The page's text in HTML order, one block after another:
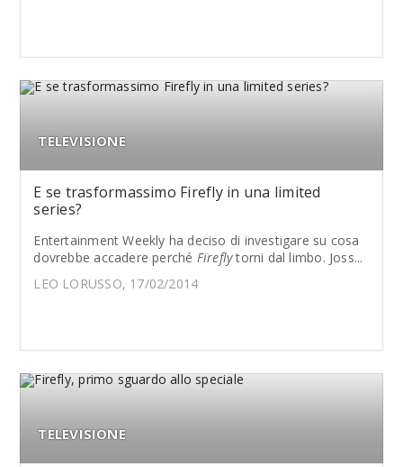
TELEVISIONE
E se trasformassimo Firefly in una limited
series?
Entertainment Weekly ha deciso di investigare su cosa
dovrebbe accadere perché Fireflytorni dal limbo. Joss...
LEO LORUSSO, 17/02/2014
TELEVISIONE